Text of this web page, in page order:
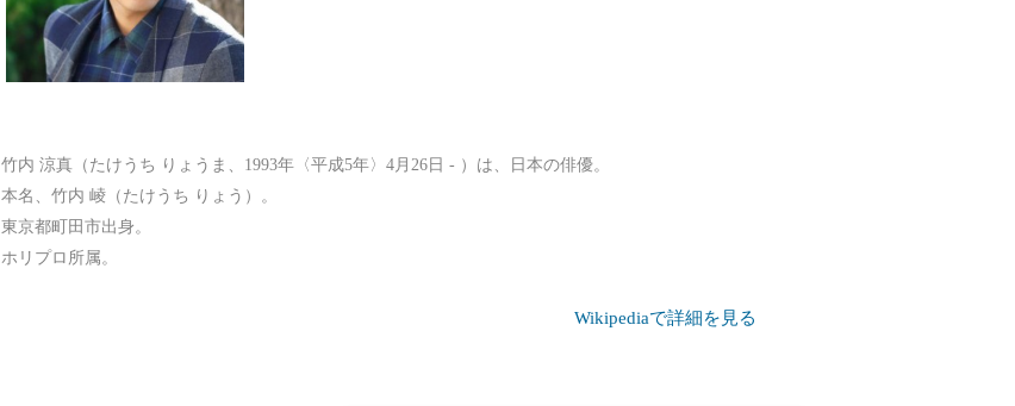
竹内 涼真（たけうち りょうま、1993年〈平成5年〉4月26日 - ）は、日本の俳優。
本名、竹内 崚（たけうち りょう）。
東京都町田市出身。
ホリプロ所属。
Wikipediaで詳細を見る